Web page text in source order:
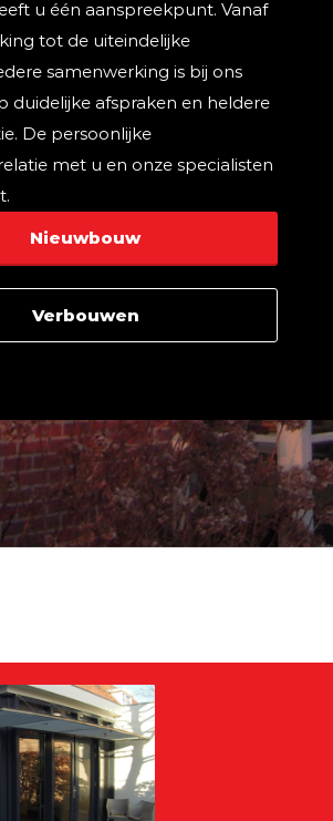
u één aanspreekpunt. Vanaf
tot de uiteindelijke
samenwerking is bij ons
duidelijke afspraken en heldere
De persoonlijke
met u en onze specialisten
Nieuwbouw
Verbouwen